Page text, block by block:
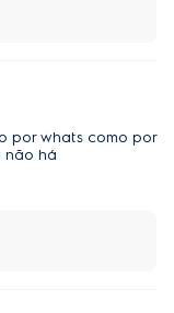
o que equivale
garantindo
por whats como por
não há